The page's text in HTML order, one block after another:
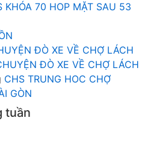
KHÓA 70 HOP MẶT SAU 53
ĐÒ XE VỀ CHỢ LÁCH
ĐÒ XE VỀ CHỢ LÁCH
CHS TRUNG HOC CHỢ
GÒN
tuần